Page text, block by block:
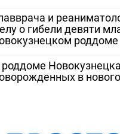
и
о гибели девяти
роддоме
роддоме
в